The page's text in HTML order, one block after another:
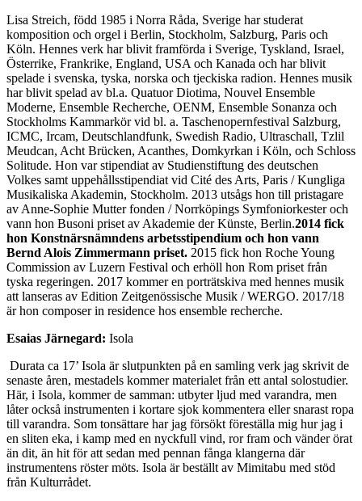
Lisa Streich, född 1985 i Norra Råda, Sverige har studerat
komposition och orgel i Berlin, Stockholm, Salzburg, Paris och
Köln. Hennes verk har blivit framförda i Sverige, Tyskland, Israel,
Österrike, Frankrike, England, USA och Kanada och har blivit
spelade i svenska, tyska, norska och tjeckiska radion. Hennes musik
har blivit spelad av bl.a. Quatuor Diotima, Nouvel Ensemble
Moderne, Ensemble Recherche, OENM, Ensemble Sonanza och
Stockholms Kammarkör vid bl. a. Taschenopernfestival Salzburg,
ICMC, Ircam, Deutschlandfunk, Swedish Radio, Ultraschall, Tzlil
Meudcan, Acht Brücken, Acanthes, Domkyrkan i Köln, och Schloss
Solitude. Hon var stipendiat av Studienstiftung des deutschen
Volkes samt uppehållsstipendiat vid Cité des Arts, Paris / Kungliga
Musikaliska Akademin, Stockholm. 2013 utsågs hon till pristagare
av Anne-Sophie Mutter fonden / Norrköpings Symfoniorkester och
vann hon Busoni priset av Akademie der Künste, Berlin.2014 fick
hon Konstnärsnämndens arbetsstipendium och hon vann
Bernd Alois Zimmermann priset. 2015 fick hon Roche Young
Commission av Luzern Festival och erhöll hon Rom priset från
tyska regeringen. 2017 kommer en porträtskiva med hennes musik
att lanseras av Edition Zeitgenössische Musik / WERGO. 2017/18
är hon composer in residence hos ensemble recherche.
Esaias Järnegard: Isola
Durata ca 17’ Isola är slutpunkten på en samling verk jag skrivit de
senaste åren, mestadels kommer materialet från ett antal solostudier.
Här, i Isola, kommer de samman: utbyter ljud med varandra, men
låter också instrumenten i kortare sjok kommentera eller snarast ropa
till varandra. Som tonsättare har jag försökt föreställa mig hur jag i
en sliten eka, i kamp med en nyckfull vind, ror fram och vänder örat
än dit, än hit för att sedan med pennan fånga klangerna där
instrumentens röster möts. Isola är beställt av Mimitabu med stöd
från Kulturrådet.